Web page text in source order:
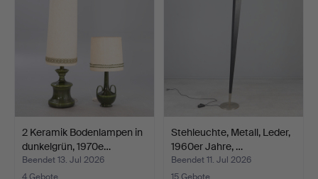
2 Keramik Bodenlampen in
dunkelgrün, 1970e…
Beendet 13. Jul 2026
Stehleuchte, Metall, Leder,
1960er Jahre, …
Beendet 11. Jul 2026